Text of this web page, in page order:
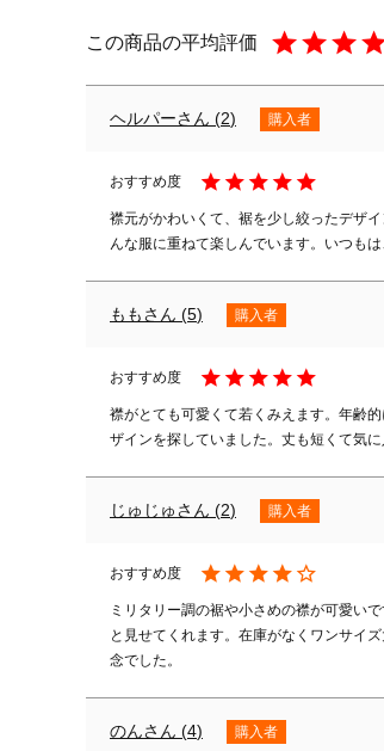
ヘルパー 2 購入者
襟元がかわいくて、裾を少し絞ったデザ
んな服に重ねて楽しんでいます。いつも
もも 5 購入者
襟がとても可愛くて若くみえます。年齢
ザインを探していました。丈も短くて気に
じゅじゅ 2 購入者
ミリタリー調の裾や小さめの襟が可愛い
と見せてくれます。在庫がなくワンサイ
念でした。
のん 4 購入者